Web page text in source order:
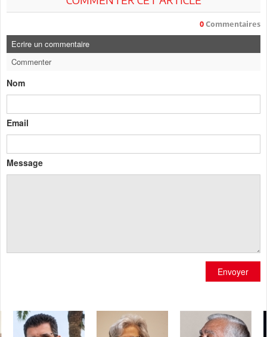
0 Commentaires
Ecrire un commentaire
Commenter
Nom
Email
Message
Envoyer